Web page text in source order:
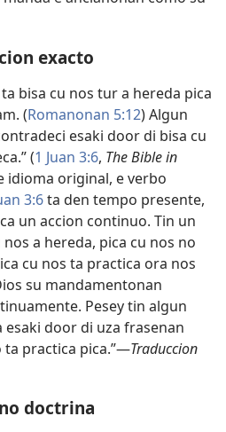
exacto
bisa cu nos tur a hereda pica
(Romanonan 5:12) Algun
esaki door di bisa cu
(1 Juan 3:6, The Bible in
idioma original, e verbo
3:6ta den tempo presente,
un accion continuo. Tin un
a hereda, pica cu nos no
cu nos ta practica ora nos
su mandamentonan
Pesey tin algun
door di uza frasenan
ta practica pica.”—Traduccion
doctrina